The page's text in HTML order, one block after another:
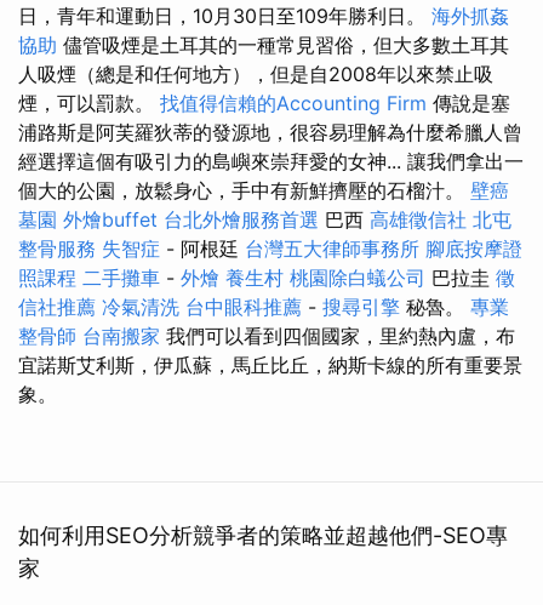
日，青年和運動日，10月30日至109年勝利日。 海外抓姦
協助 儘管吸煙是土耳其的一種常見習俗，但大多數土耳其
人吸煙（總是和任何地方），但是自2008年以來禁止吸
煙，可以罰款。 找值得信賴的Accounting Firm 傳說是塞
浦路斯是阿芙羅狄蒂的發源地，很容易理解為什麼希臘人曾
經選擇這個有吸引力的島嶼來崇拜愛的女神... 讓我們拿出一
個大的公園，放鬆身心，手中有新鮮擠壓的石榴汁。 壁癌
墓園 外燴buffet 台北外燴服務首選 巴西 高雄徵信社 北屯
整骨服務 失智症 - 阿根廷 台灣五大律師事務所 腳底按摩證
照課程 二手攤車 - 外燴 養生村 桃園除白蟻公司 巴拉圭 徵
信社推薦 冷氣清洗 台中眼科推薦 - 搜尋引擎 秘魯。 專業
整骨師 台南搬家 我們可以看到四個國家，里約熱內盧，布
宜諾斯艾利斯，伊瓜蘇，馬丘比丘，納斯卡線的所有重要景
象。
如何利用SEO分析競爭者的策略並超越他們-SEO專
家